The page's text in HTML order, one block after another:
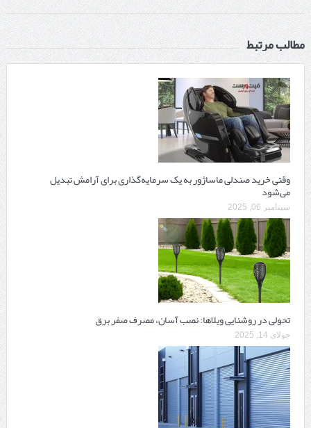
مطالب مرتبط
وقتی خرید صندلی ماساژور به یک سرمایه‌گذاری برای آرامش تبدیل
می‌شود
سپتامبر 06, 2025
تحولی در روشنایی ویلاها: نصب آسان، مصرف صفر برق
جولای 14, 2025